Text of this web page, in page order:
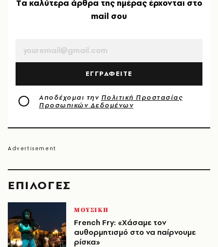
EΠΙΛΟΓΈΣ
ΜΟΥΣΙΚΗ
French Fry: «Χάσαμε τον
αυθορμητισμό στο να παίρνουμε
ρίσκα»
Tα καλύτερα άρθρα της ημέρας έρχονται στο
mail σου
ΕΓΓΡΑΦΕΙΤΕ
Αποδέχομαι την Πολιτική Προστασίας
Προσωπικών Δεδομένων